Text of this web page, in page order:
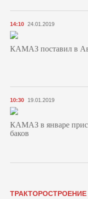
14:10 24.01.2019
КАМАЗ поставил в
10:30 19.01.2019
КАМАЗ в январе
баков